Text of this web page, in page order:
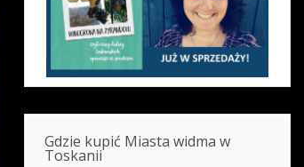
Gdzie kupić Miasta widma w
Toskanii